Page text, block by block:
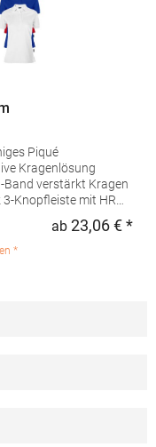
Piqué
verstärkt Kragen
ab 23,06 € *
*